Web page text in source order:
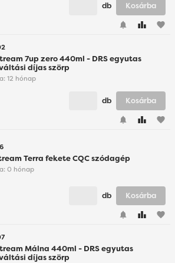
favorite
db Kosárba
7up zero 440ml - DRS egyutas
díjas szörp
12 hónap
favorite
db Kosárba
Terra fekete CQC szódagép
0 hónap
favorite
db Kosárba
Málna 440ml - DRS egyutas
díjas szörp